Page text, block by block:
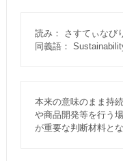
読み： さすてぃなび
同義語：
本来の意味のまま持
や商品開発等を行う
が重要な判断材料とな